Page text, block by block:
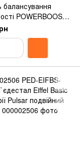
POWERBOOST
1P-80A-CLP